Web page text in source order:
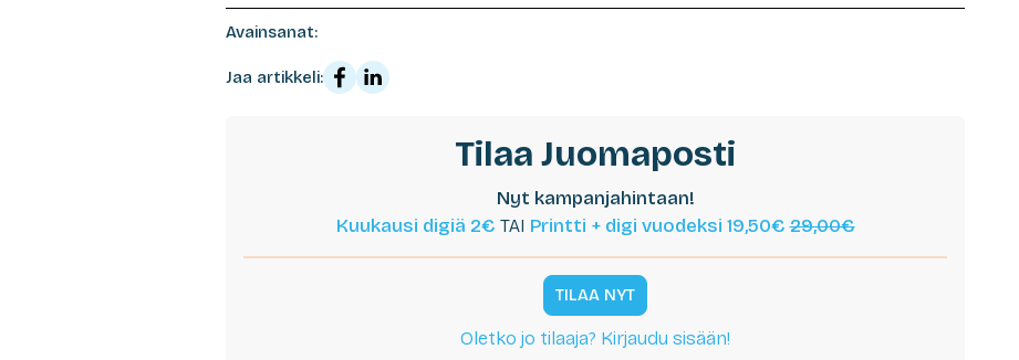
Avainsanat:
Jaa artikkeli:
Tilaa Juomaposti
Nyt kampanjahintaan!
Kuukausi digiä 2€ TAI Printti + digi vuodeksi 19,50€29,00€
TILAA NYT
Oletko jo tilaaja? Kirjaudu sisään!